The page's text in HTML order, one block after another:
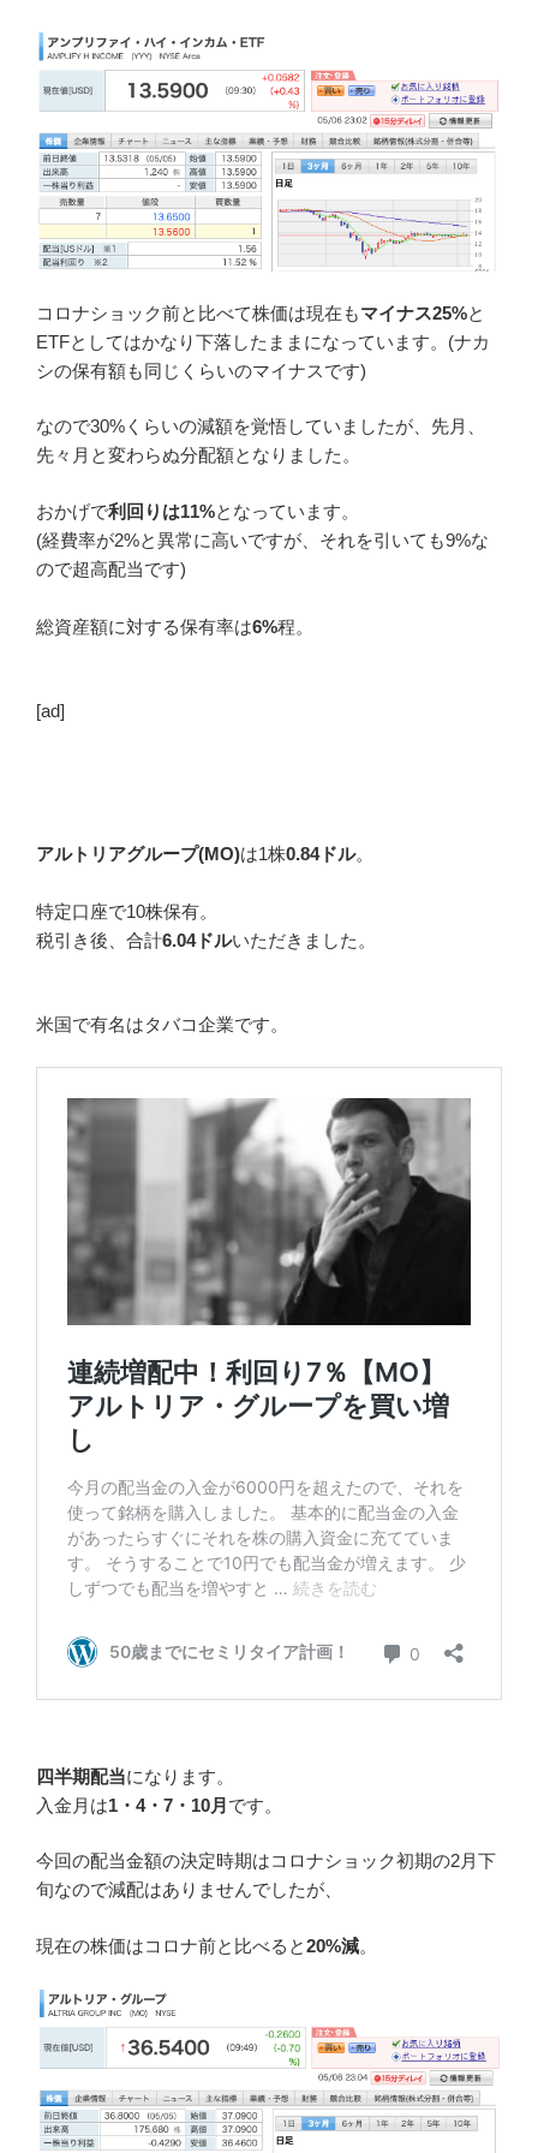
コロナショック前と比べて株価は現在もマイナス25%と
ETFとしてはかなり下落したままになっています。(ナカ
シの保有額も同じくらいのマイナスです)
なので30%くらいの減額を覚悟していましたが、先月、
先々月と変わらぬ分配額となりました。
おかげで利回りは11%となっています。
(経費率が2%と異常に高いですが、それを引いても9%な
ので超高配当です)
総資産額に対する保有率は6%程。
[ad]
アルトリアグループ(MO)は1株0.84ドル。
特定口座で10株保有。
税引き後、合計6.04ドルいただきました。
米国で有名はタバコ企業です。
四半期配当になります。
入金月は1・4・7・10月 です。
今回の配当金額の決定時期はコロナショック初期の2月下
旬なので減配はありませんでしたが、
現在の株価はコロナ前と比べると20%減。